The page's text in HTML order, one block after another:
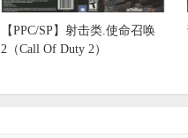
【PPC/SP】射击类.使命召唤
2（Call Of Duty 2）